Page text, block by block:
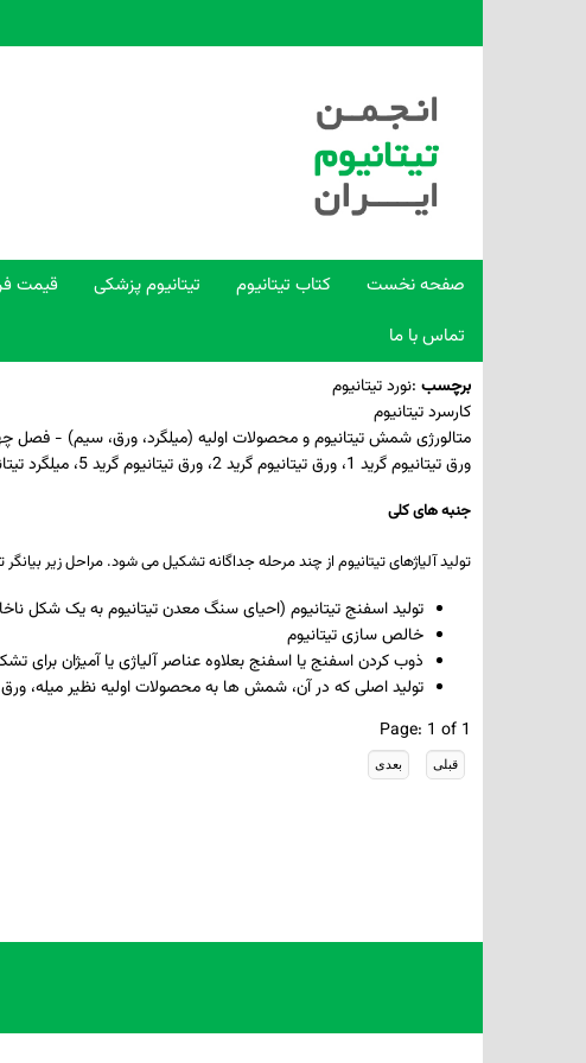
صفحه نخست کتاب تیتانیوم تیتانیوم پزشکی قیمت
تماس با ما
برچسب :نورد تیتانیوم
کارسرد تیتانیوم
متالورژی شمش تیتانیوم و محصولات اولیه (میلگرد، ورق، سیم) - فصل
ورق تیتانیوم گرید 1، ورق تیتانیوم گرید 2، ورق تیتانیوم گرید 5، میلگرد تیتانیوم گرید پزشکی
جنبه­ های کلی
تولید آلیاژهای تیتانیوم از چند مرحله­ جداگانه تشکیل می­ شود. مراحل زیر
تولید اسفنج تیتانیوم (احیای سنگ­ معدن تیتانیوم به یک شکل
خالص ­سازی تیتانیوم
ذوب کردن اسفنج یا اسفنج بعلاوه عناصر آلیاژی یا آمیژان
تولید اصلی که در آن، شمش­ ها به محصولات اولیه نظیر میله،
Page: 1 of 1